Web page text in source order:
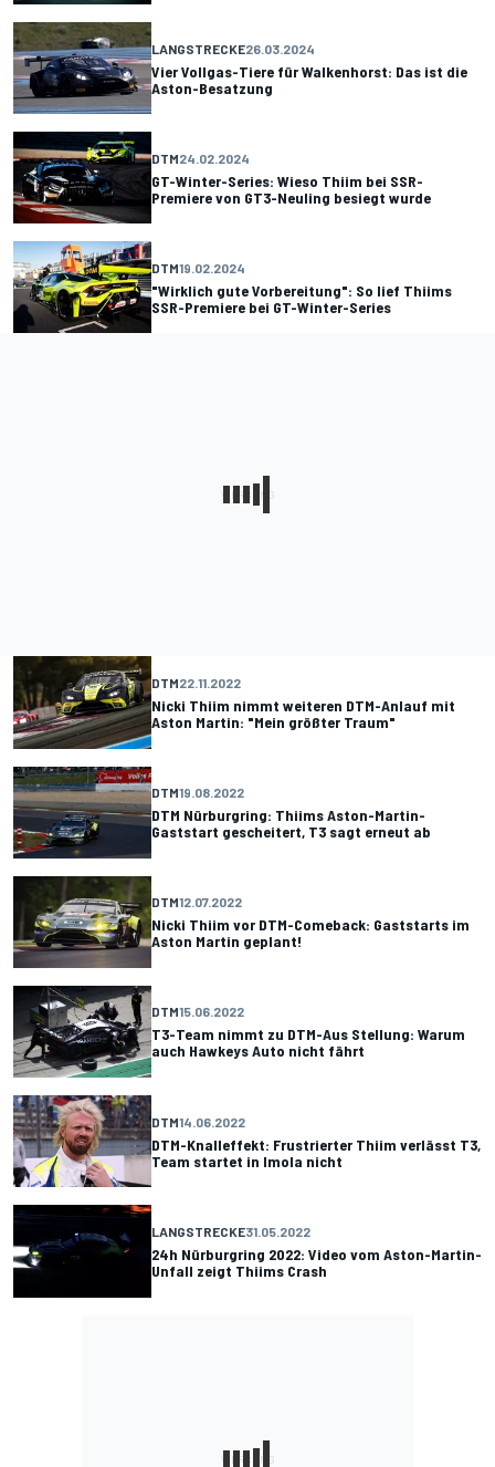
LANGSTRECKE26.03.2024
Vier Vollgas-Tiere für Walkenhorst: Das ist die
Aston-Besatzung
DTM24.02.2024
GT-Winter-Series: Wieso Thiim bei SSR-
Premiere von GT3-Neuling besiegt wurde
DTM19.02.2024
"Wirklich gute Vorbereitung": So lief Thiims
SSR-Premiere bei GT-Winter-Series
DTM22.11.2022
Nicki Thiim nimmt weiteren DTM-Anlauf mit
Aston Martin: "Mein größter Traum"
DTM19.08.2022
DTM Nürburgring: Thiims Aston-Martin-
Gaststart gescheitert, T3 sagt erneut ab
DTM12.07.2022
Nicki Thiim vor DTM-Comeback: Gaststarts im
Aston Martin geplant!
DTM15.06.2022
T3-Team nimmt zu DTM-Aus Stellung: Warum
auch Hawkeys Auto nicht fährt
DTM14.06.2022
DTM-Knalleffekt: Frustrierter Thiim verlässt T3,
Team startet in Imola nicht
LANGSTRECKE31.05.2022
24h Nürburgring 2022: Video vom Aston-Martin-
Unfall zeigt Thiims Crash